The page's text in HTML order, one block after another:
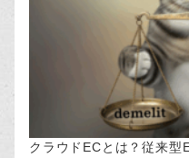
クラウドECとは？従来型